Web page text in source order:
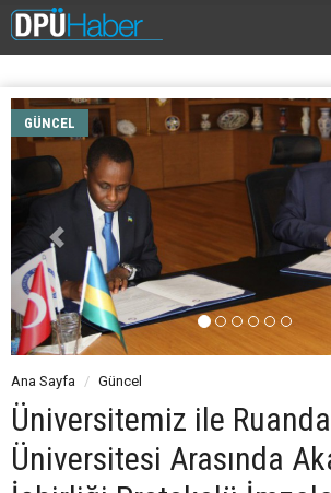
GÜNCEL
Ana Sayfa Güncel
Üniversitemiz ile Ruanda
Üniversitesi Arasında